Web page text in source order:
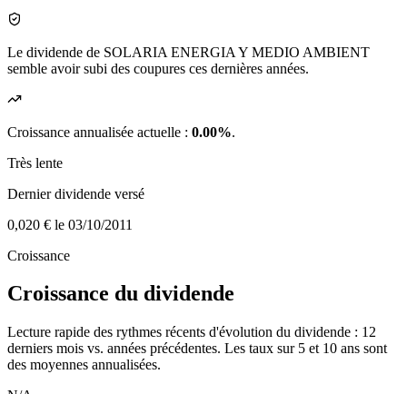
Le dividende de SOLARIA ENERGIA Y MEDIO AMBIENT
semble avoir subi des coupures ces dernières années.
Croissance annualisée actuelle : 0.00%.
Très lente
Dernier dividende versé
0,020 € le 03/10/2011
Croissance
Croissance du dividende
Lecture rapide des rythmes récents d'évolution du dividende : 12
derniers mois vs. années précédentes. Les taux sur 5 et 10 ans sont
des moyennes annualisées.